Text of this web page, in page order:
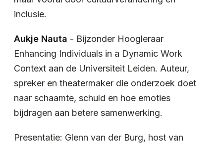
inclusie.
Aukje Nauta - Bijzonder Hoogleraar
Enhancing Individuals in a Dynamic Work
Context aan de Universiteit Leiden. Auteur,
spreker en theatermaker die onderzoek doet
naar schaamte, schuld en hoe emoties
bijdragen aan betere samenwerking.
Presentatie: Glenn van der Burg, host van